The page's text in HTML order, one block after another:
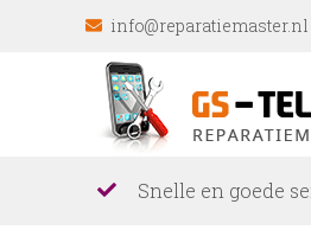
info@reparatiemaster.nl
Snelle en goede